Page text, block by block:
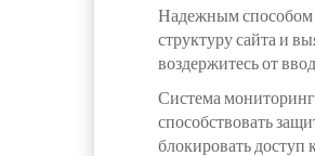
Надежным способом
структуру сайта и
воздержитесь от
Система
способствовать
блокировать доступ